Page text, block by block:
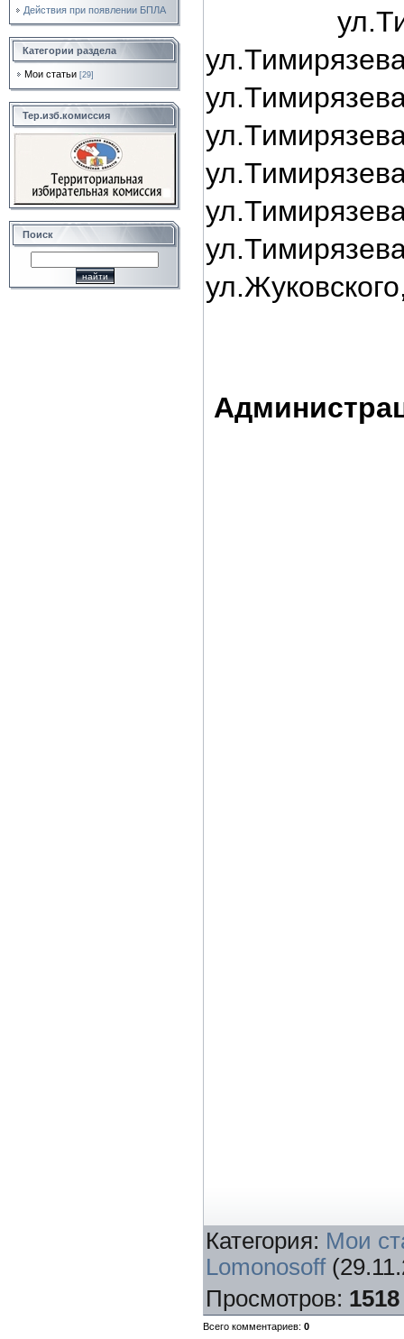
Действия при появлении БПЛА
Категории раздела
Мои статьи [29]
Тер.изб.комиссия
Поиск
Категория: Мои
Lomonosoff
Просмотров: 1518
Всего комментариев: 0